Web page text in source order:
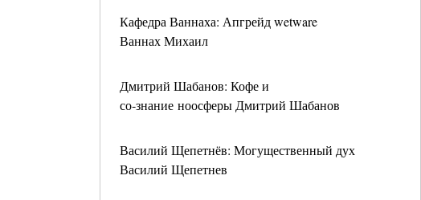
Кафедра Ваннаха: Апгрейд wetware
Ваннах Михаил
Дмитрий Шабанов: Кофе и
со‑знание ноосферы Дмитрий Шабанов
Василий Щепетнёв: Могущественный дух
Василий Щепетнев